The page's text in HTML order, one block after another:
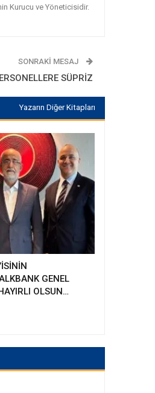
Kurucu ve Yöneticisidir.
SONRAKI MESAJ
SÜPRİZ
Yazarın Diğer Kitapları
GENEL
OLSUN…